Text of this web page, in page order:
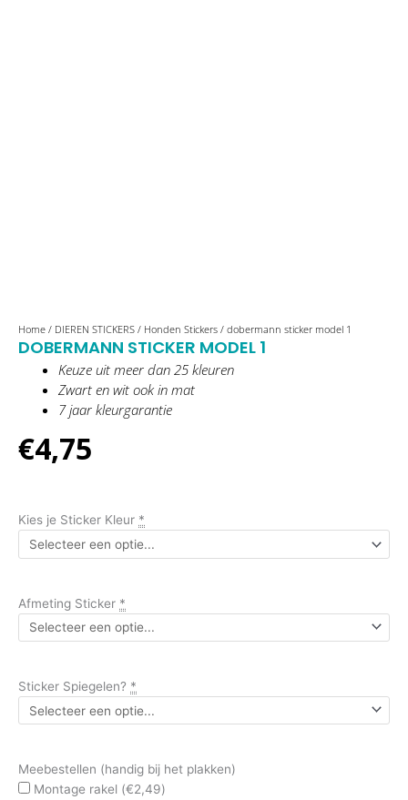
Home / DIEREN STICKERS / Honden Stickers / dobermann sticker model 1
DOBERMANN STICKER MODEL 1
Keuze uit meer dan 25 kleuren
Zwart en wit ook in mat
7 jaar kleurgarantie
€4,75
Kies je Sticker Kleur *
Afmeting Sticker *
Sticker Spiegelen? *
Meebestellen (handig bij het plakken)
Montage rakel (€2,49)
dobermann
sticker
model
aantal